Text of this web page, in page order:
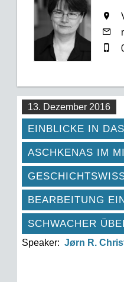
13. Dezember 2016
EINBLICKE IN
ASCHKENAS IM
BEARBEITUNG
SCHWACHER
Speaker: Jørn R.